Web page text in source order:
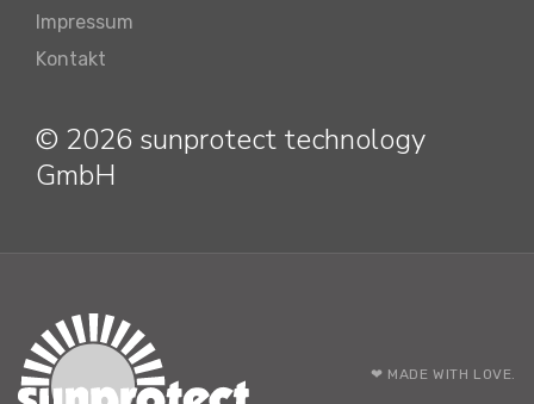
© 2026 sunprotect technology
GmbH
Impressum
Kontakt
❤ MADE WITH LOVE.